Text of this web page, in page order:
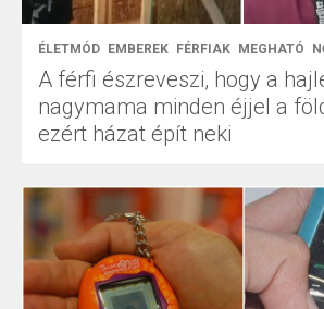
ÉLETMÓD EMBEREK FÉRFIAK MEGHATÓ
A férfi észreveszi, hogy a
nagymama minden éjjel a
ezért házat épít neki